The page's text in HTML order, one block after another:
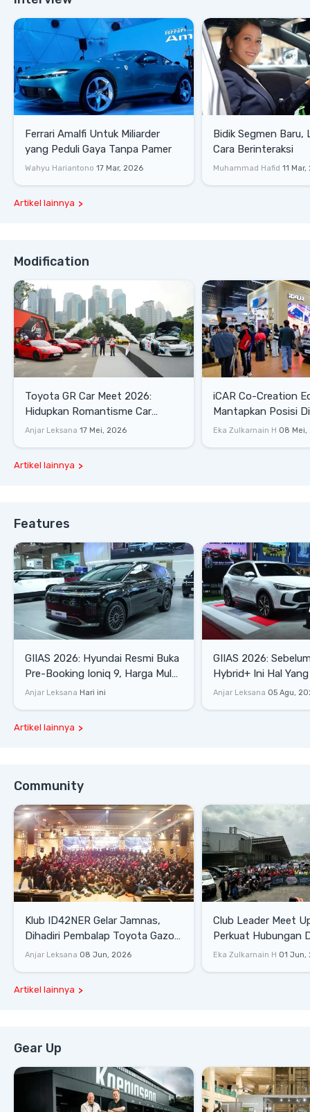
Ferrari Amalfi Untuk Miliarder
yang Peduli Gaya Tanpa Pamer
Wahyu Hariantono 17 Mar, 2026
Bidik Segmen Baru,
Cara Berinteraksi
Muhammad Hafid 11
Artikel lainnya
Modification
Toyota GR Car Meet 2026:
Hidupkan Romantisme Car
Culture Era 90-an
Anjar Leksana 17 Mei, 2026
iCAR Co-Creation
Mantapkan Posisi
Gaya Hidup
Eka Zulkarnain H 08 Mei,
Artikel lainnya
Features
GIIAS 2026: Hyundai Resmi Buka
Pre-Booking Ioniq 9, Harga Mulai
Rp1,49 Miliar
Anjar Leksana Hari ini
GIIAS 2026:
Hybrid+ Ini Hal
Diketahui
Anjar Leksana 05 Agu,
Artikel lainnya
Community
Klub ID42NER Gelar Jamnas,
Dihadiri Pembalap Toyota Gazoo
Racing
Anjar Leksana 08 Jun, 2026
Club Leader Meet
Perkuat Hubungan
Dengan Komunitas
Eka Zulkarnain H 01 Jun,
Artikel lainnya
Gear Up